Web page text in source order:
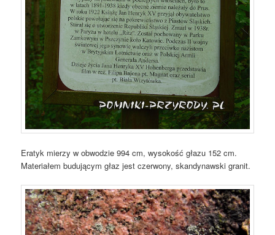
Eratyk mierzy w obwodzie 994 cm, wysokość głazu 152 cm.
Materiałem budującym głaz jest czerwony, skandynawski granit.